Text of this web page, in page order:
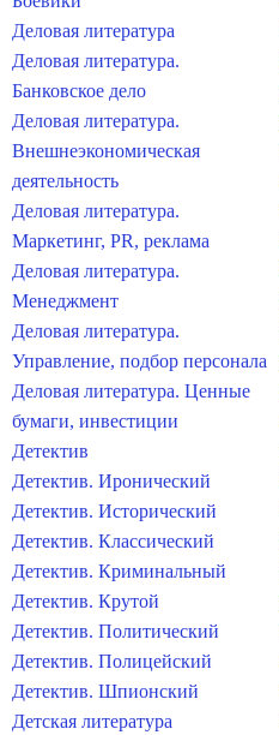
Деловая литература
Деловая литература.
Банковское дело
Деловая литература.
Внешнеэкономическая
деятельность
Деловая литература.
Маркетинг, PR, реклама
Деловая литература.
Менеджмент
Деловая литература.
Управление, подбор персонала
Деловая литература. Ценные
бумаги, инвестиции
Детектив
Детектив. Иронический
Детектив. Исторический
Детектив. Классический
Детектив. Криминальный
Детектив. Крутой
Детектив. Политический
Детектив. Полицейский
Детектив. Шпионский
Детская литература